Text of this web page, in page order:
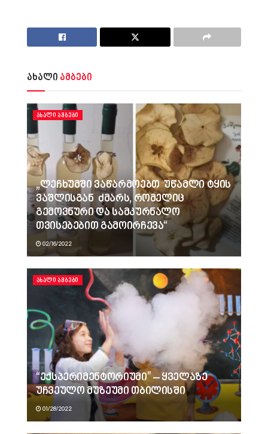
ახალი ამბები
ᲐᲮᲐᲚᲘ ᲐᲛᲑᲔᲑᲘ
„ლეჩხუმში ვაწარმოებთ უწამლი ტყის
ვაშლისგან ძმარს, რომელიც
გემოვნური და სამკურნალო
თვისებებით გამოირჩევა“
02/16/2022
ᲐᲮᲐᲚᲘ ᲐᲛᲑᲔᲑᲘ
“ექსპერიმენტორიუმი” – ყველაზე
უჩვეულო მუზეუმი თბილისში
01/28/2022